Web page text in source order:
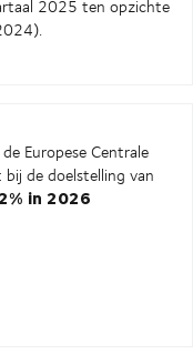
2025 ten opzichte
Europese Centrale
de doelstelling van
2% in 2026